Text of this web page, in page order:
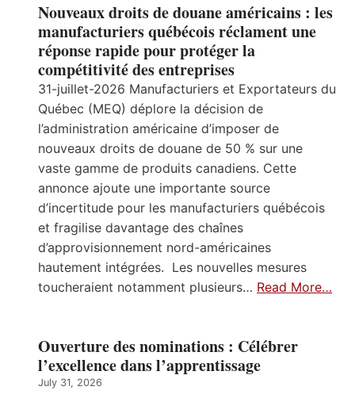
Nouveaux droits de douane américains : les
manufacturiers québécois réclament une
réponse rapide pour protéger la
compétitivité des entreprises
31-juillet-2026 Manufacturiers et Exportateurs du
Québec (MEQ) déplore la décision de
l’administration américaine d’imposer de
nouveaux droits de douane de 50 % sur une
vaste gamme de produits canadiens. Cette
annonce ajoute une importante source
d’incertitude pour les manufacturiers québécois
et fragilise davantage des chaînes
d’approvisionnement nord-américaines
hautement intégrées. Les nouvelles mesures
toucheraient notamment plusieurs… Read More…
Ouverture des nominations : Célébrer
l’excellence dans l’apprentissage
July 31, 2026